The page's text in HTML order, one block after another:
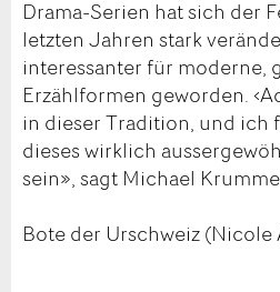
Drama-Serien hat sich der
letzten Jahren stark
interessanter für moderne,
Erzählformen geworden.
in dieser Tradition, und ich
dieses wirklich
sein», sagt Michael
Bote der Urschweiz (Nicole